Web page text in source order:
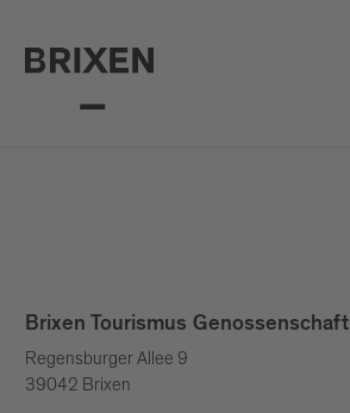
Brixen Tourismus Genossenschaft
Regensburger Allee 9
39042 Brixen